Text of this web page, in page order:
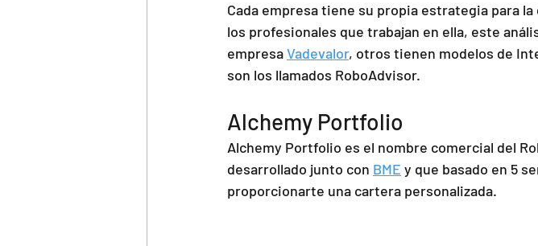
Cada empresa tiene su propia estrategia para
los profesionales que trabajan en ella, este
empresa Vadevalor, otros tienen modelos de
son los llamados RoboAdvisor.
Alchemy Portfolio
Alchemy Portfolio es el nombre comercial del
desarrollado junto con BME y que basado en 5
proporcionarte una cartera personalizada.